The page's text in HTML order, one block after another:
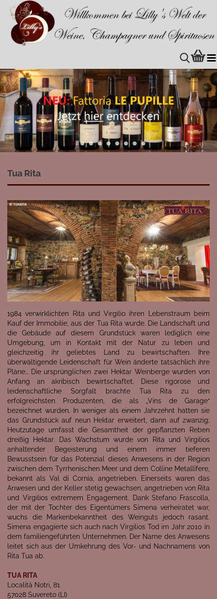
Tua Rita
1984 verwirklichten Rita und Virgilio ihren Lebenstraum beim
Kauf der Immobilie, aus der Tua Rita wurde. Die Landschaft und
die Gebäude auf diesem Grundstück waren lediglich eine
Umgebung, um in Kontakt mit der Natur zu leben und
gleichzeitig ihr geliebtes Land zu bewirtschaften. Ihre
überwältigende Leidenschaft für Wein änderte tatsächlich ihre
Pläne… Die ursprünglichen zwei Hektar Weinberge wurden von
Anfang an akribisch bewirtschaftet. Diese rigorose und
leidenschaftliche Sorgfalt brachte Tua Rita zu den
erfolgreichsten Produzenten, die als „Vins de Garage“
bezeichnet wurden. In weniger als einem Jahrzehnt hatten sie
das Grundstück auf neun Hektar erweitert, dann auf zwanzig;
Heutzutage umfasst die Gesamtheit der gepflanzten Reben
dreißig Hektar. Das Wachstum wurde von Rita und Virgilios
anhaltender Begeisterung und einem immer tieferen
Bewusstsein für das Potenzial dieses Anwesens in der Region
zwischen dem Tyrrhenischen Meer und dem Colline Metallifere,
bekannt als Val di Cornia, angetrieben. Einerseits waren das
Anwesen und der Keller stetig gewachsen, angetrieben von Rita
und Virgilios extremem Engagement. Dank Stefano Frascolla,
der mit der Tochter des Eigentümers Simena verheiratet war,
wuchs die Markenbekanntheit des Weinguts jedoch rasant.
Simena engagierte sich auch nach Virgilios Tod im Jahr 2010 in
dem familiengeführten Unternehmen. Der Name des Anwesens
leitet sich aus der Umkehrung des Vor- und Nachnamens von
Rita Tua ab.
TUA RITA
Località Notri, 81
57028 Suvereto (LI)